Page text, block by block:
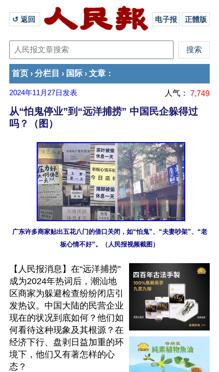
↺ 返回 电子报 正體版
首页 › 分栏目 › 国际 › 文章 ：
2024年11月27日 发表 人气： 7,749
从“怕鬼停业”到“远洋捕捞” 中国民企躲得过
吗？（图）
广东许多商家贴出五花八门的借口关闭，如“怕鬼”、“夫妻吵架”、“老
板心情不好”。（人民报视频截图）
【人民报消息】在“远洋捕捞”
成为2024年热词后，潮汕地
区商家为躲避检查纷纷闭店引
发热议。中国大陆的民营企业
现在的状况到底如何？他们如
何看待这种现象及其根源？在
经济下行、盘剥日益加重的环
境下，他们又有著怎样的心
态？